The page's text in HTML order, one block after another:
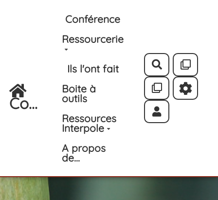
Aller au contenu principal
Co...
Conférence
Ressourcerie
Ils l'ont fait
Boite à
outils
Ressources
Interpole
A propos
de...
Rechercher